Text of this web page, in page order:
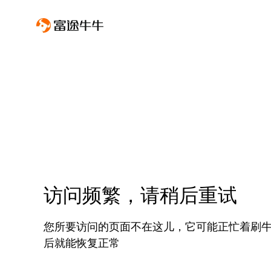
访问频繁，请稍后重试
您所要访问的页面不在这儿，它可能正忙着刷
后就能恢复正常